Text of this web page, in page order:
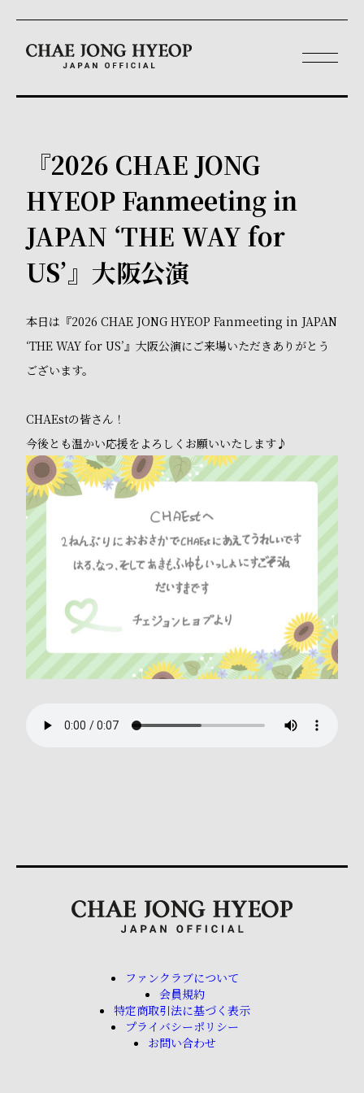
『2026 CHAE JONG
HYEOP Fanmeeting in
JAPAN ‘THE WAY for
US’』大阪公演
本日は『2026 CHAE JONG HYEOP Fanmeeting in JAPAN
‘THE WAY for US’』大阪公演にご来場いただきありがとう
ございます。
CHAEstの皆さん！
今後とも温かい応援をよろしくお願いいたします♪
ファンクラブについて
会員規約
特定商取引法に基づく表示
プライバシーポリシー
お問い合わせ